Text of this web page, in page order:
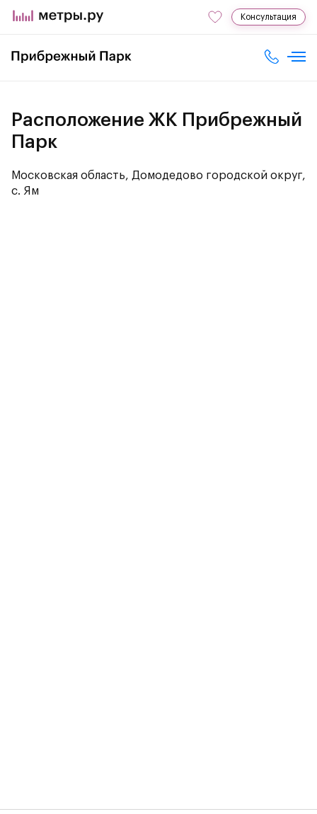
Консультация
Расположение ЖК Прибрежный
Парк
Московская область, Домодедово городской округ,
с. Ям